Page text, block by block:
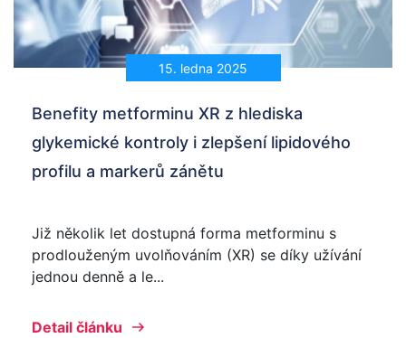
15. ledna 2025
Benefity metforminu XR z hlediska
glykemické kontroly i zlepšení lipidového
profilu a markerů zánětu
Již několik let dostupná forma metforminu s
prodlouženým uvolňováním (XR) se díky užívání
jednou denně a le...
Detail článku